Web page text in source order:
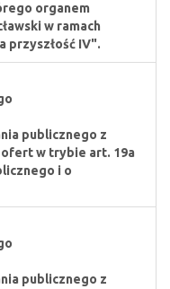
organem
w ramach
przyszłość IV".
publicznego z
w trybie art. 19a
i o
publicznego z